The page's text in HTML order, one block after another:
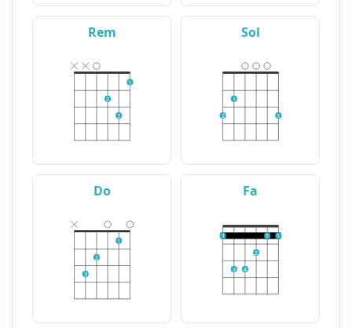
Rem
2
3
1
Sol
2
1
3
Do
3
2
1
Fa
1
3 4
2
1 1